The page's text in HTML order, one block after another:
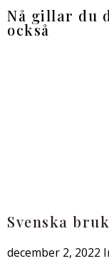
Nå gillar du
också
Svenska
december 2, 2022